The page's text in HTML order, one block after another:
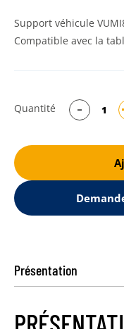
Support véhicule
Compatible avec la
Quantité
Présentation